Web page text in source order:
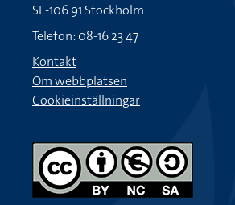
SE-106 91 Stockholm
Telefon: 08-16 23 47
Kontakt
Om webbplatsen
Cookieinställningar